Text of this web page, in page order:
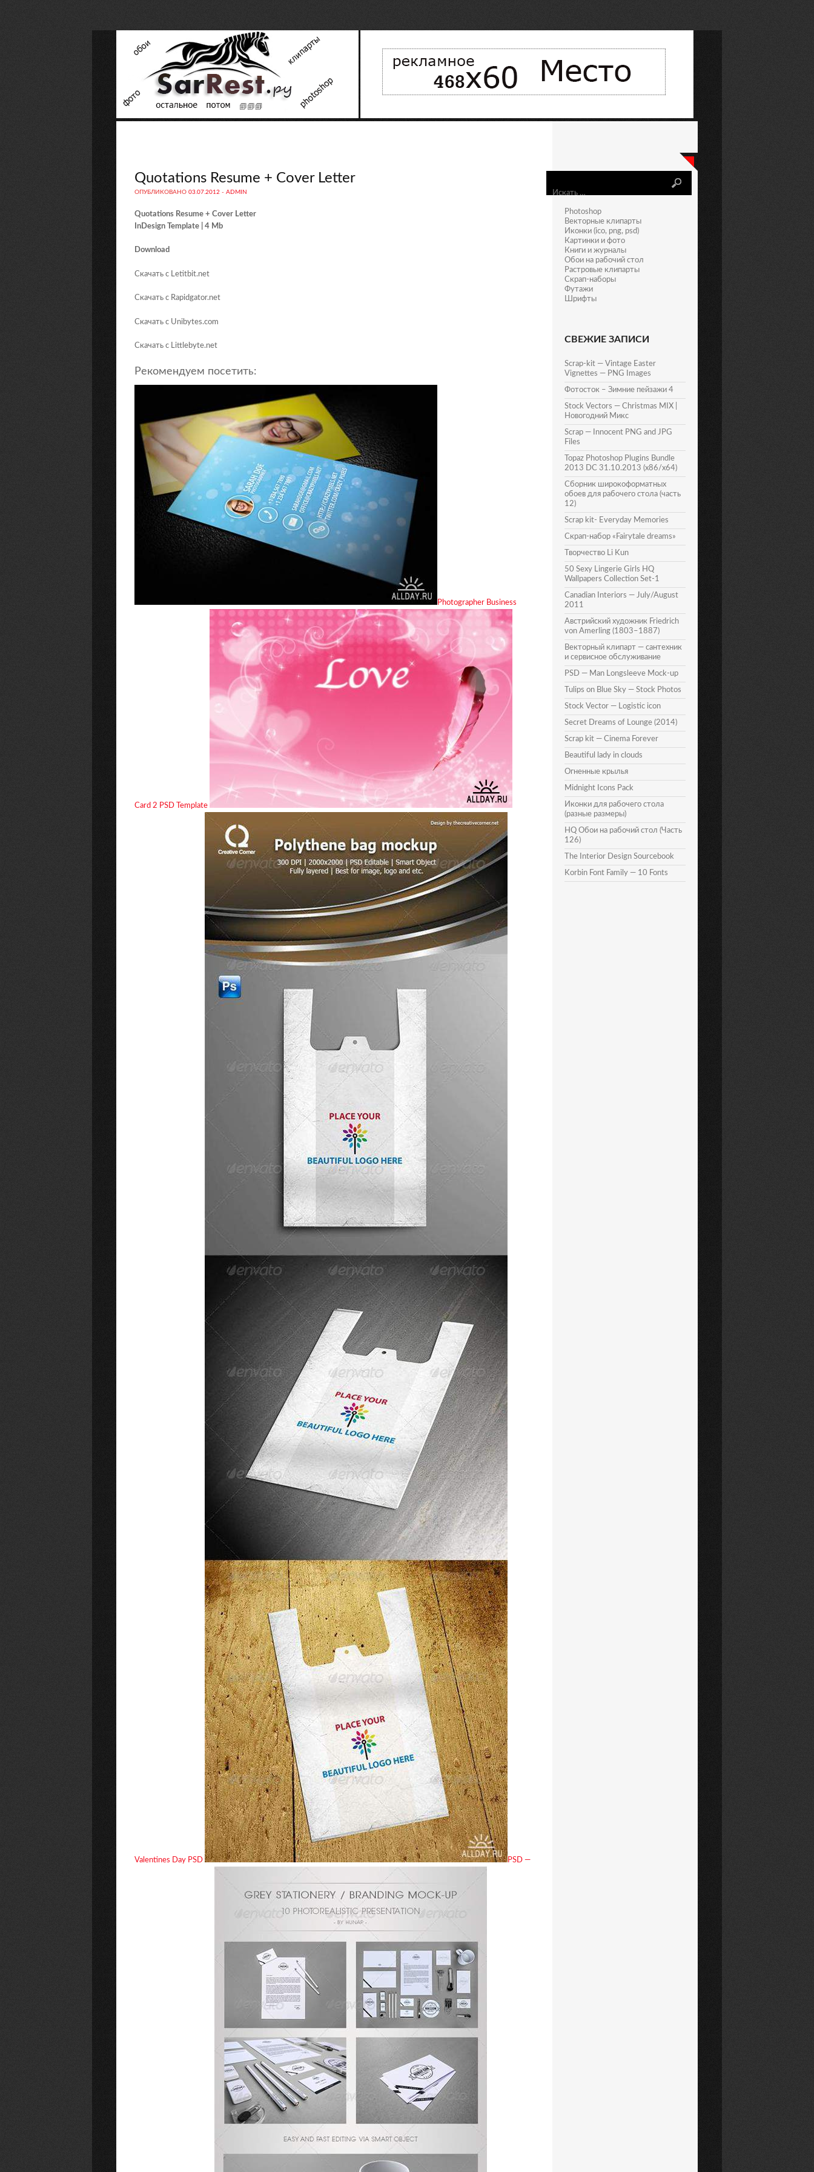
Quotations Resume + Cover Letter
ОПУБЛИКОВАНО 03.07.2012 - ADMIN
Quotations Resume + Cover Letter
InDesign Template | 4 Mb
Download
Скачать с Letitbit.net
Скачать с Rapidgator.net
Скачать с Unibytes.com
Скачать с Littlebyte.net
Рекомендуем посетить:
Photographer Business
Card 2 PSD Template
Valentines Day PSD PSD —
Photoshop
Векторные клипарты
Иконки (ico, png, psd)
Картинки и фото
Книги и журналы
Обои на рабочий стол
Растровые клипарты
Скрап-наборы
Футажи
Шрифты
СВЕЖИЕ ЗАПИСИ
Scrap-kit — Vintage Easter
Vignettes — PNG Images
Фотосток – Зимние пейзажи 4
Stock Vectors — Christmas MIX |
Новогодний Микс
Scrap — Innocent PNG and JPG
Files
Topaz Photoshop Plugins Bundle
2013 DC 31.10.2013 (x86/x64)
Сборник широкоформатных
обоев для рабочего стола (часть
12)
Scrap kit- Everyday Memories
Скрап-набор «Fairytale dreams»
Творчество Li Kun
50 Sexy Lingerie Girls HQ
Wallpapers Collection Set-1
Canadian Interiors — July/August
2011
Австрийский художник Friedrich
von Amerling (1803–1887)
Векторный клипарт — сантехник
и сервисное обслуживание
PSD — Man Longsleeve Mock-up
Tulips on Blue Sky — Stock Photos
Stock Vector — Logistic icon
Secret Dreams of Lounge (2014)
Scrap kit — Cinema Forever
Beautiful lady in clouds
Огненные крылья
Midnight Icons Pack
Иконки для рабочего стола
(разные размеры)
HQ Обои на рабочий стол (Часть
126)
The Interior Design Sourcebook
Korbin Font Family — 10 Fonts